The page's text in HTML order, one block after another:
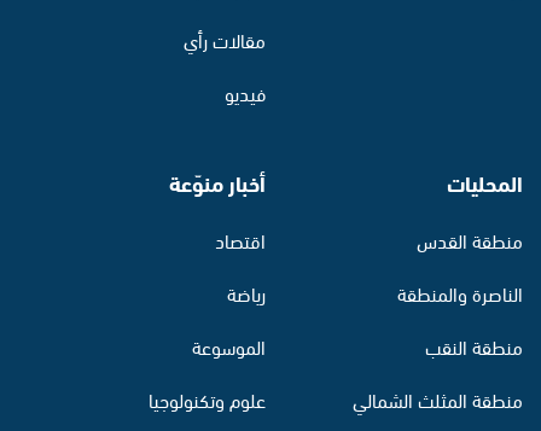
مقالات رأي
فيديو
المحليات
منطقة القدس
الناصرة والمنطقة
منطقة النقب
منطقة المثلث الشمالي
أخبار منوّعة
اقتصاد
رياضة
الموسوعة
علوم وتكنولوجيا